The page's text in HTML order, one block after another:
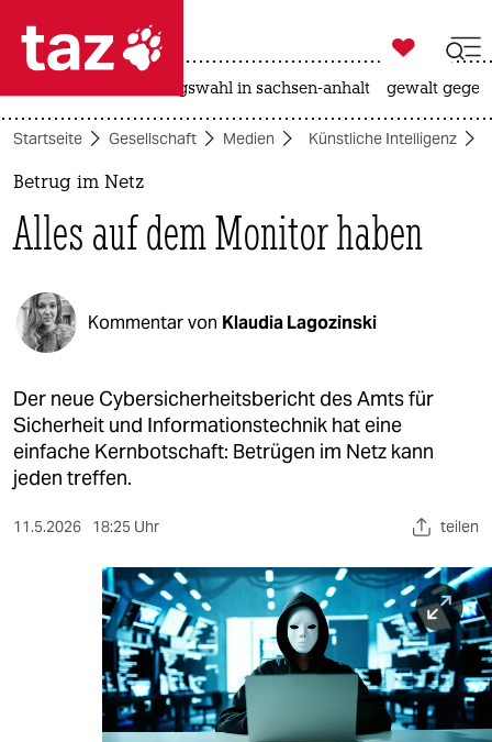
 taz zahl ich
taz zahl ich
themen
politik
öko
gesellschaft
kultur
sport
berlin
wahrheit
veranstaltungen

taz zahl ich
landtagswahl in sachsen-anhalt gewalt
Startseite Gesellschaft Medien Künstliche Intelligenz
Betrug im Netz
Alles auf dem Monitor haben
Kommentar von Klaudia Lagozinski
Der neue Cybersicherheitsbericht des Amts für
Sicherheit und Informationstechnik hat eine
einfache Kernbotschaft: Betrügen im Netz kann
jeden treffen.
11.5.2026 18:25 Uhr teilen